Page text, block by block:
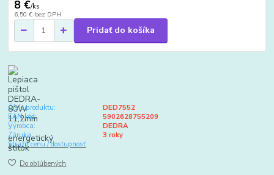
8 €/ks
6,50 € bez DPH
Pridať do košíka
Číslo produktu:
DED7552
EAN kód:
5902628755209
Výrobca:
DEDRA
Záruka:
3 roky
Strážiť cenu / dostupnosť
Do obľúbených